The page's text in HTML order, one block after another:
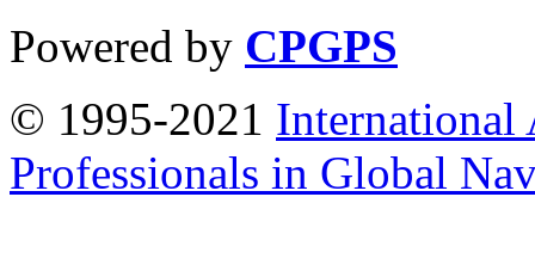
Powered by CPGPS
© 1995-2021 International
Professionals in Global